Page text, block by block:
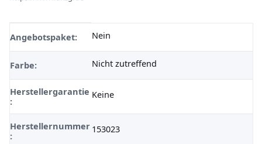
Produkteigenschaft
Wert
Angebotspaket: Nein
Farbe: Nicht zutreffend
Herstellergarantie
:
Keine
Herstellernummer
:
153023